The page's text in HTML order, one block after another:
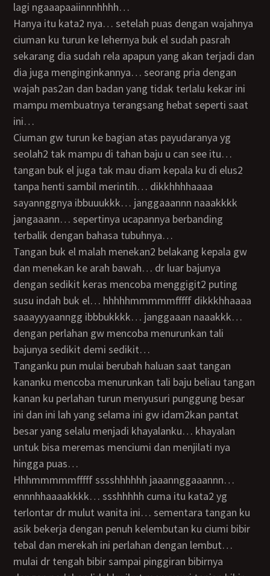
lagi ngaaapaaiinnnhhhh…
hanya itu kata2 nya… setelah puas dengan wajahnya
ciuman ku turun ke lehernya buk el sudah pasrah
sekarang dia sudah rela apapun yang akan terjadi dan
dia juga menginginkannya… seorang pria dengan
wajah pas2an dan badan yang tidak terlalu kekar ini
mampu membuatnya terangsang hebat seperti saat
ini…
ciuman gw turun ke bagian atas payudaranya yg
seolah2 tak mampu di tahan baju u can see itu…
tangan buk el juga tak mau diam kepala ku di elus2
tanpa henti sambil merintih… dikkhhhhaaaa
sayannggnya ibbuuukkk… janggaaannn naaakkkk
jangaaann… sepertinya ucapannya berbanding
terbalik dengan bahasa tubuhnya…
tangan buk el malah menekan2 belakang kepala gw
dan menekan ke arah bawah… dr luar bajunya
dengan sedikit keras mencoba menggigit2 puting
susu indah buk el… hhhhhmmmmmfffff dikkkhhaaaa
saaayyyaanngg ibbbukkkk… janggaaan naaakkk…
dengan perlahan gw mencoba menurunkan tali
bajunya sedikit demi sedikit…
tanganku pun mulai berubah haluan saat tangan
kananku mencoba menurunkan tali baju beliau tangan
kanan ku perlahan turun menyusuri punggung besar
ini dan ini lah yang selama ini gw idam2kan pantat
besar yang selalu menjadi khayalanku… khayalan
untuk bisa meremas menciumi dan menjilati nya
hingga puas…
hhhmmmmmfffff sssshhhhhh jaaannggaaannn…
ennnhhaaaakkkk… ssshhhhh cuma itu kata2 yg
terlontar dr mulut wanita ini… sementara tangan ku
asik bekerja dengan penuh kelembutan ku ciumi bibir
tebal dan merekah ini perlahan dengan lembut…
mulai dr tengah bibir sampai pinggiran bibirnya